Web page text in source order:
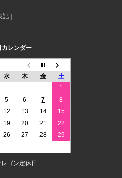
記
カレンダー
水 木 金
土
1
5 6 7
8
12 13 14
15
19 20 21
22
26 27 28
29
レゴン定休日